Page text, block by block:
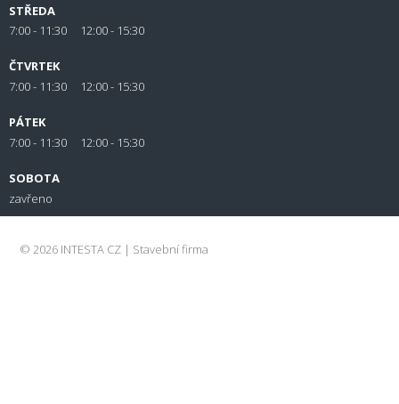
STŘEDA
7:00 - 11:30 12:00 - 15:30
ČTVRTEK
7:00 - 11:30 12:00 - 15:30
PÁTEK
7:00 - 11:30 12:00 - 15:30
SOBOTA
zavřeno
© 2026 INTESTA CZ | Stavební firma